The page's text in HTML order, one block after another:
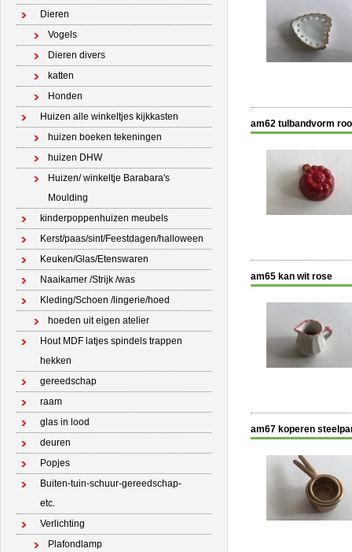
Dieren
Vogels
Dieren divers
katten
Honden
Huizen alle winkeltjes kijkkasten
huizen boeken tekeningen
huizen DHW
Huizen/ winkeltje Barabara's
Moulding
kinderpoppenhuizen meubels
Kerst/paas/sint/Feestdagen/halloween
Keuken/Glas/Etenswaren
Naaikamer /Strijk /was
Kleding/Schoen /lingerie/hoed
hoeden uit eigen atelier
Hout MDF latjes spindels trappen
hekken
gereedschap
raam
glas in lood
deuren
Popjes
Buiten-tuin-schuur-gereedschap-
etc.
Verlichting
Plafondlamp
am62 tulbandvorm
am65 kan wit rose
am67 koperen